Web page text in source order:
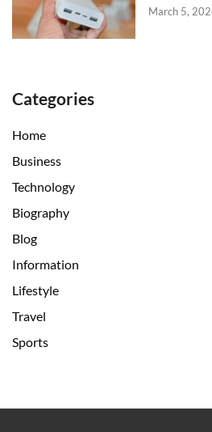
March 5,
Categories
Home
Business
Technology
Biography
Blog
Information
Lifestyle
Travel
Sports